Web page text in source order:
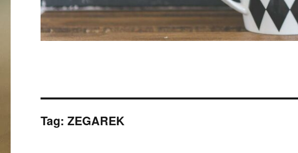
Tag:ZEGAREK